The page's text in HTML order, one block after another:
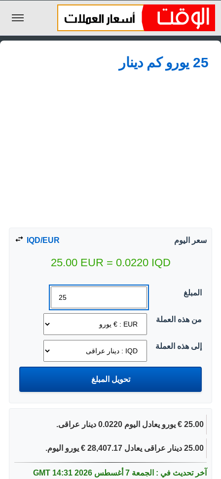
الليرة السورية
الجنيه المصري
25 يورو كم دينار
سعر اليوم IQD/EUR
25.00 EUR = 0.0220 IQD
المبلغ
من هذه العملة
إلى هذه العملة
25.00 € يورو يعادل اليوم 0.0220 دينار عراقى.
25.00 دينار عراقى يعادل 28,407.17 € يورو اليوم.
آخر تحديث في : الجمعة 7 أغسطس 2026 14:31 GMT